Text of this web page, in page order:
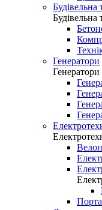
Будівельна
Будівельна
Генератори
Генератори